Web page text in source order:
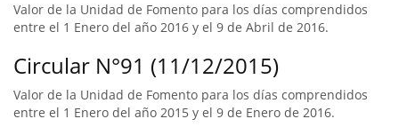
Valor de la Unidad de Fomento para los días comprendidos
entre el 1 Enero del año 2016 y el 9 de Abril de 2016.
Circular N°91 (11/12/2015)
Valor de la Unidad de Fomento para los días comprendidos
entre el 1 Enero del año 2015 y el 9 de Enero de 2016.